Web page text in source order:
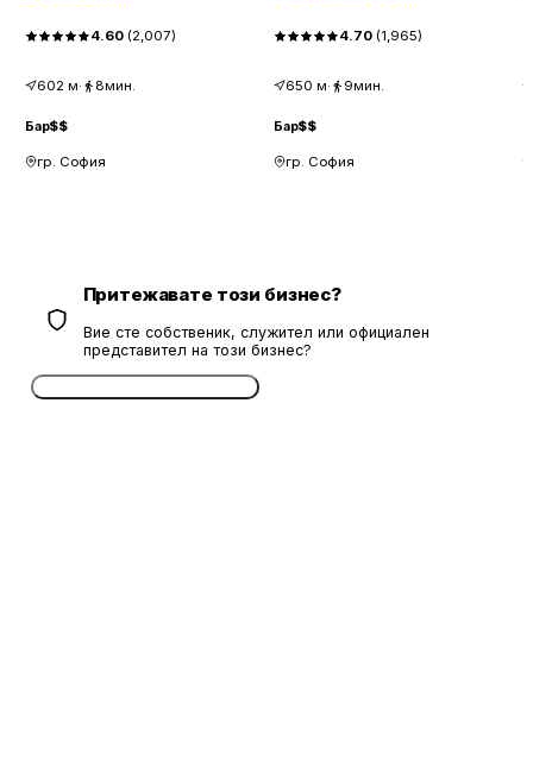
4.60 (2,007)
602 м· 8мин.
Бар$$
гр. София
4.70 (1,965)
650 м· 9мин.
Бар$$
гр. София
Притежавате този бизнес?
Вие сте собственик, служител или официален
представител на този бизнес?